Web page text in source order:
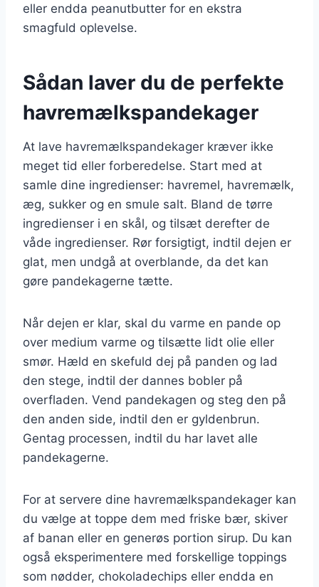
eller endda peanutbutter for en ekstra
smagfuld oplevelse.
Sådan laver du de perfekte
havremælkspandekager
At lave havremælkspandekager kræver ikke
meget tid eller forberedelse. Start med at
samle dine ingredienser: havremel, havremælk,
æg, sukker og en smule salt. Bland de tørre
ingredienser i en skål, og tilsæt derefter de
våde ingredienser. Rør forsigtigt, indtil dejen er
glat, men undgå at overblande, da det kan
gøre pandekagerne tætte.
Når dejen er klar, skal du varme en pande op
over medium varme og tilsætte lidt olie eller
smør. Hæld en skefuld dej på panden og lad
den stege, indtil der dannes bobler på
overfladen. Vend pandekagen og steg den på
den anden side, indtil den er gyldenbrun.
Gentag processen, indtil du har lavet alle
pandekagerne.
For at servere dine havremælkspandekager kan
du vælge at toppe dem med friske bær, skiver
af banan eller en generøs portion sirup. Du kan
også eksperimentere med forskellige toppings
som nødder, chokoladechips eller endda en